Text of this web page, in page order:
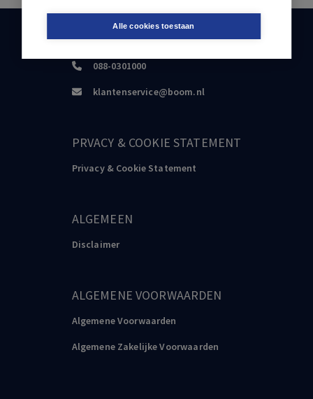
Alle cookies toestaan
KLANTENSERVICE
088-0301000
klantenservice@boom.nl
PRVACY & COOKIE STATEMENT
Privacy & Cookie Statement
ALGEMEEN
Disclaimer
ALGEMENE VOORWAARDEN
Algemene Voorwaarden
Algemene Zakelijke Voorwaarden